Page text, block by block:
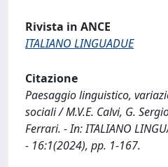
Rivista in ANCE
ITALIANO LINGUADUE
Citazione
Paesaggio linguistico,
sociali / M.V.E. Calvi, G.
Ferrari. - In: ITALIANO
- 16:1(2024), pp. 1-167.